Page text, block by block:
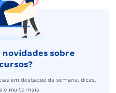
sobre
em destaque da semana, dicas,
e muito mais.